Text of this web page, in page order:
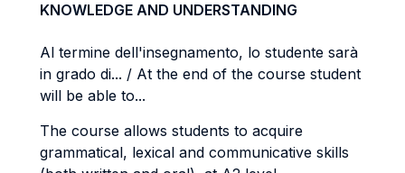
KNOWLEDGE AND UNDERSTANDING
Al termine dell'insegnamento, lo studente sarà
in grado di... / At the end of the course student
will be able to...
The course allows students to acquire
grammatical, lexical and communicative skills